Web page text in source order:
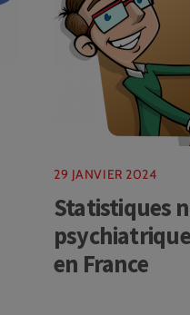
29 JANVIER 2024
Statistiques
en France